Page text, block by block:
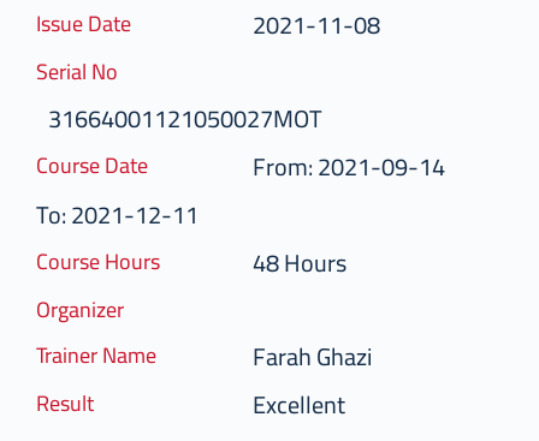
Issue Date 2021-11-08
Serial No
31664001121050027MOT
Course Date
From: 2021-09-14
To: 2021-12-11
Course Hours 48 Hours
Organizer
Trainer Name
Farah Ghazi
Result Excellent